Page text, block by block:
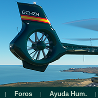
Foros Ayuda Hum.